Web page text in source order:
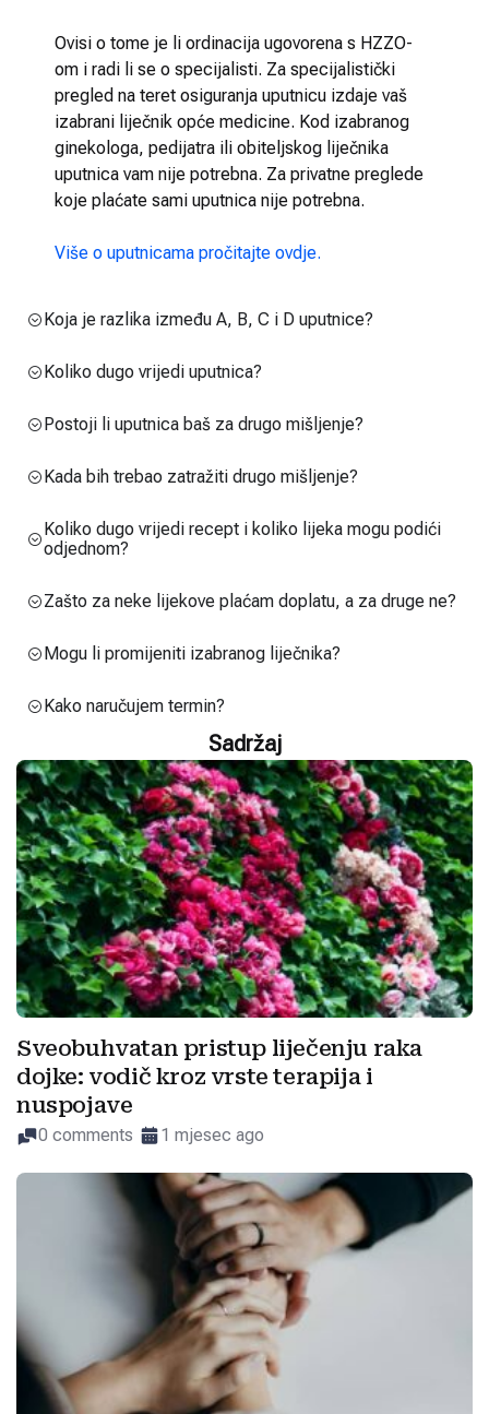
Ovisi o tome je li ordinacija ugovorena s HZZO-
om i radi li se o specijalisti. Za specijalistički
pregled na teret osiguranja uputnicu izdaje vaš
izabrani liječnik opće medicine. Kod izabranog
ginekologa, pedijatra ili obiteljskog liječnika
uputnica vam nije potrebna. Za privatne preglede
koje plaćate sami uputnica nije potrebna.
Više o uputnicama pročitajte ovdje.
Koja je razlika između A, B, C i D uputnice?
Koliko dugo vrijedi uputnica?
Postoji li uputnica baš za drugo mišljenje?
Kada bih trebao zatražiti drugo mišljenje?
Koliko dugo vrijedi recept i koliko lijeka mogu podići
odjednom?
Zašto za neke lijekove plaćam doplatu, a za druge ne?
Mogu li promijeniti izabranog liječnika?
Kako naručujem termin?
Sadržaj
Sveobuhvatan pristup liječenju raka
dojke: vodič kroz vrste terapija i
nuspojave
0 comments 1 mjesec ago